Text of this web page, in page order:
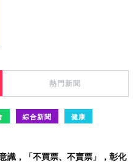
熱門新聞
綜合新聞 健康
識，「不買票、不賣票」，彰化